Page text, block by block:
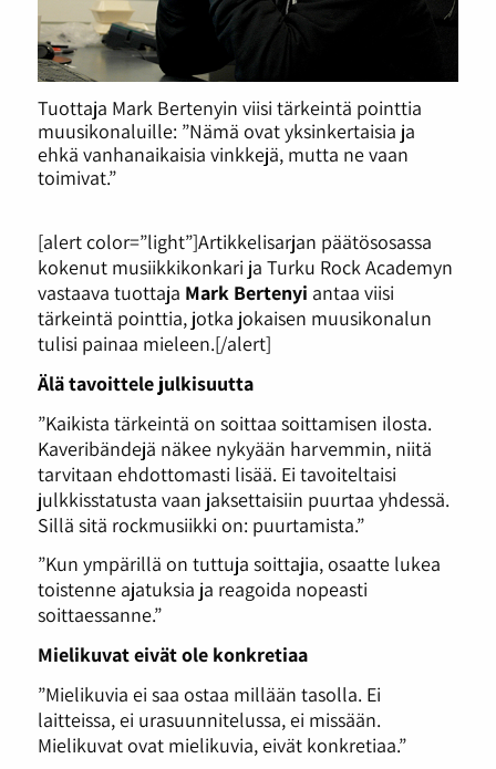
Tuottaja Mark Bertenyin viisi tärkeintä pointtia
muusikonaluille: ”Nämä ovat yksinkertaisia ja
ehkä vanhanaikaisia vinkkejä, mutta ne vaan
toimivat.”
[alert color=”light”]Artikkelisarjan päätösosassa
kokenut musiikkikonkari ja Turku Rock Academyn
vastaava tuottaja Mark Bertenyi antaa viisi
tärkeintä pointtia, jotka jokaisen muusikonalun
tulisi painaa mieleen.[/alert]
Älä tavoittele julkisuutta
”Kaikista tärkeintä on soittaa soittamisen ilosta.
Kaveribändejä näkee nykyään harvemmin, niitä
tarvitaan ehdottomasti lisää. Ei tavoiteltaisi
julkkisstatusta vaan jaksettaisiin puurtaa yhdessä.
Sillä sitä rockmusiikki on: puurtamista.”
”Kun ympärillä on tuttuja soittajia, osaatte lukea
toistenne ajatuksia ja reagoida nopeasti
soittaessanne.”
Mielikuvat eivät ole konkretiaa
”Mielikuvia ei saa ostaa millään tasolla. Ei
laitteissa, ei urasuunnitelussa, ei missään.
Mielikuvat ovat mielikuvia, eivät konkretiaa.”